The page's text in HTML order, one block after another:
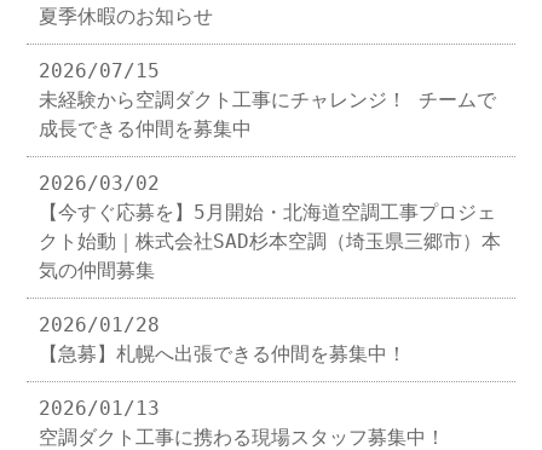
夏季休暇のお知らせ
2026/07/15
未経験から空調ダクト工事にチャレンジ！ チームで
成長できる仲間を募集中
2026/03/02
【今すぐ応募を】5月開始・北海道空調工事プロジェ
クト始動｜株式会社SAD杉本空調（埼玉県三郷市）本
気の仲間募集
2026/01/28
【急募】札幌へ出張できる仲間を募集中！
2026/01/13
空調ダクト工事に携わる現場スタッフ募集中！